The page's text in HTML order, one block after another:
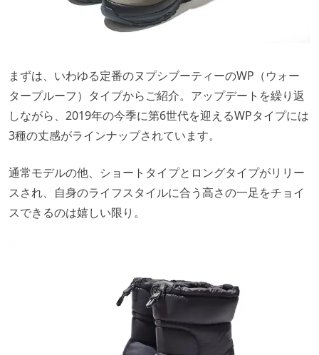
まずは、いわゆる定番のヌプシブーティーのWP（ウォー
タープルーフ）タイプからご紹介。アップデートを繰り返
しながら、2019年の今季に第6世代を迎えるWPタイプには
3種の丈感がラインナップされています。
通常モデルの他、ショートタイプとロングタイプがリリー
スされ、自身のライフスタイルに合う高さの一足をチョイ
スできるのは嬉しい限り。